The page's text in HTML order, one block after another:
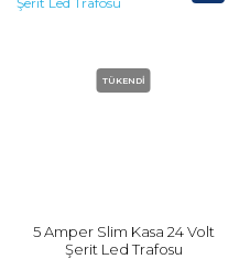
TÜKENDİ
5 Amper Slim Kasa 24 Volt
Şerit Led Trafosu